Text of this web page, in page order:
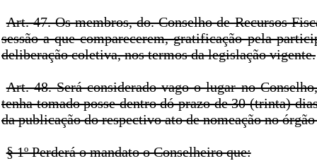
Art. 47. Os membros, do. Conselho de Recursos
sessão a que comparecerem, gratificação pela
deliberação coletiva, nos termos da legislação vigente.
Art. 48. Será considerado vago o lugar no
tenha tomado posse dentro dó prazo de 30 (trinta)
da publicação do respectivo ato de nomeação no
§ 1º Perderá o mandato o Conselheiro que: